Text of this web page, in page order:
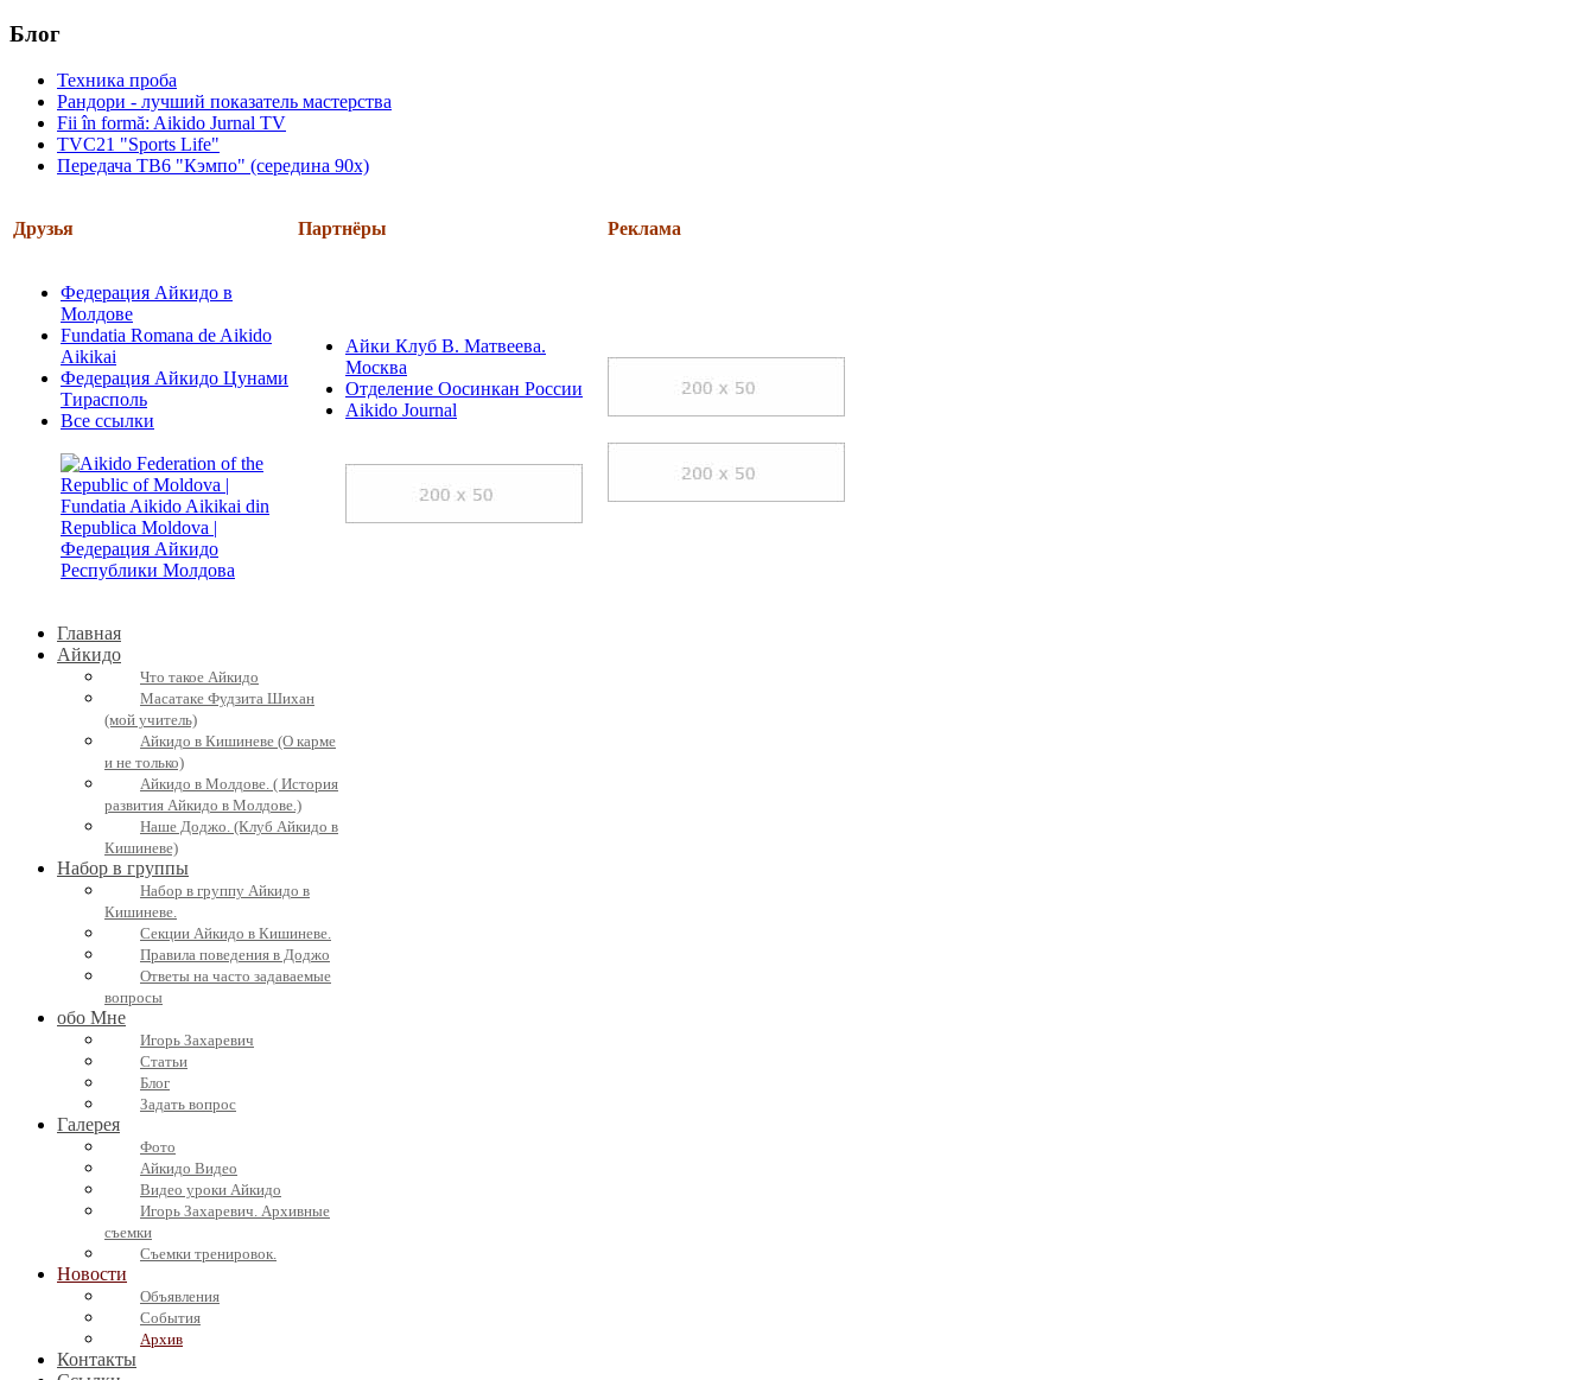
Блог
Техника проба
Рандори - лучший показатель мастерства
Fii în formă: Aikido Jurnal TV
TVC21 "Sports Life"
Передача ТВ6 "Кэмпо" (середина 90х)
Друзья Партнёры Реклама
Федерация Айкидо в
Молдове
Fundatia Romana de Aikido
Aikikai
Федерация Айкидо Цунами
Тирасполь
Все ссылки
Айки Клуб В. Матвеева.
Москва
Отделение Оосинкан России
Aikido Journal
Главная
Айкидо
Что такое Айкидо
Масатаке Фудзита Шихан
(мой учитель)
Айкидо в Кишиневе (О карме
и не только)
Айкидо в Молдове. ( История
развития Айкидо в Молдове.)
Наше Доджо. (Клуб Айкидо в
Кишиневе)
Набор в группы
Набор в группу Айкидо в
Кишиневе.
Секции Айкидо в Кишиневе.
Правила поведения в Доджо
Ответы на часто задаваемые
вопросы
обо Мне
Игорь Захаревич
Статьи
Блог
Задать вопрос
Галерея
Фото
Айкидо Видео
Видео уроки Айкидо
Игорь Захаревич. Архивные
съемки
Съемки тренировок.
Новости
Объявления
События
Архив
Контакты